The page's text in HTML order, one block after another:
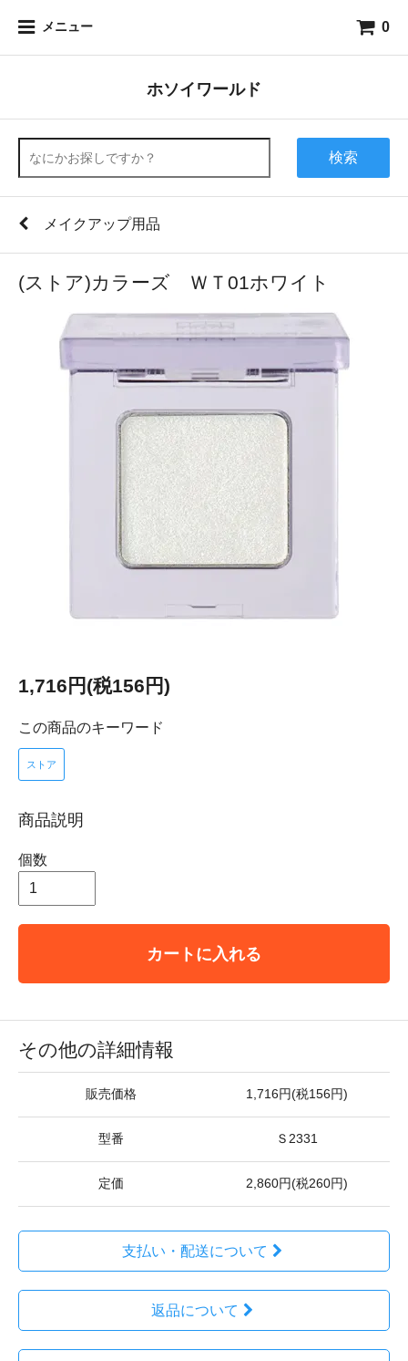
メニュー 0
ホソイワールド
検索
メイクアップ用品
(ストア)カラーズ ＷＴ01ホワイト
1,716円(税156円)
この商品のキーワード
ストア
商品説明
個数
カートに入れる
その他の詳細情報
販売価格 1,716円(税156円)
型番 Ｓ2331
定価 2,860円(税260円)
支払い・配送について
返品について